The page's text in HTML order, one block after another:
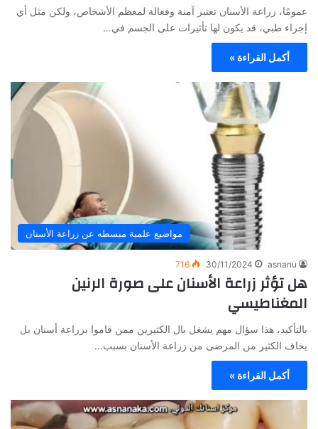
عمومًا، زراعة الأسنان تعتبر آمنة وفعالة لمعظم الأشخاص، ولكن مثل أي
إجراء طبي، قد يكون لها تأثيرات على الجسم في…
أكمل القراءة »
مواضيع علمية مبسطه عن زراعة الأسنان
asnanu
30/11/2024
716
هل تؤثر زراعة الأسنان على صورة الرنين
المغناطيسي
بالتأكيد، هذا سؤال مهم يشغل بال الكثيرين ممن قاموا بزراعة أسنان بل
يخاف الكثير من المرضى من زراعة الأسنان بسبب…
أكمل القراءة »